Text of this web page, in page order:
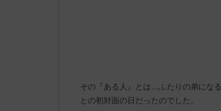
その『ある人』とは…ふたりの弟にな
との初対面の日だったのでした。